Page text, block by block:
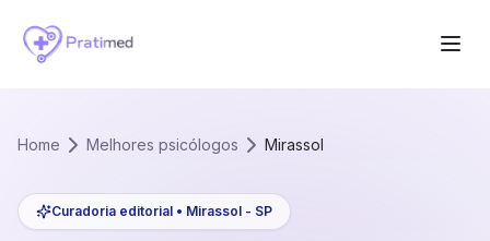
Home Melhores psicólogos Mirassol
Curadoria editorial • Mirassol - SP